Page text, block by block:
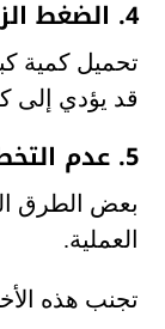
4. الضغط الزائد داخل اللوري
تحميل كمية
قد يؤدي إلى
5. عدم التخطيط لمسار النقل
بعض الطرق
العملية.
تجنب هذه